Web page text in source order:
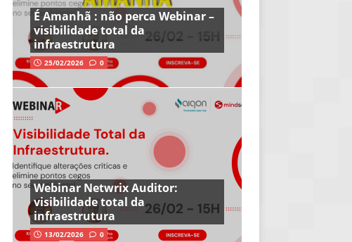
É Amanhã : não perca Webinar –
visibilidade total da
infraestrutura
25/02/2026 0
Webinar Netwrix Auditor:
visibilidade total da
infraestrutura
13/02/2026 0